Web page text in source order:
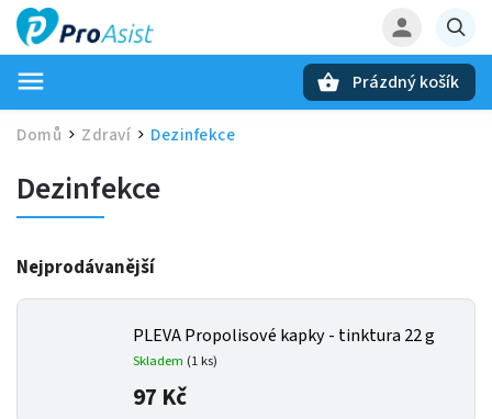
Prázdný košík
Domů / Zdraví / Dezinfekce
Dezinfekce
Nejprodávanější
PLEVA Propolisové kapky - tinktura 22 g
Skladem (1 ks)
97 Kč